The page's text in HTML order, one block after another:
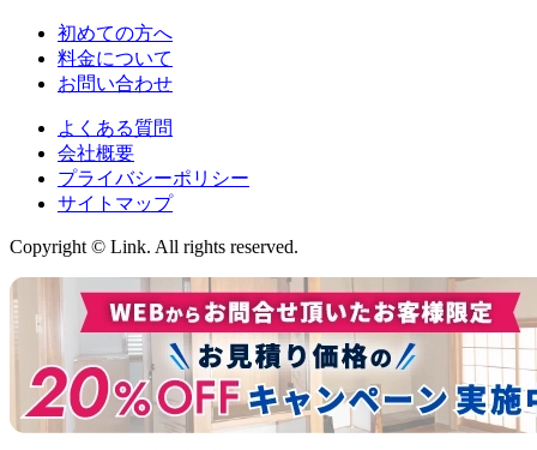
初めての方へ
料金について
お問い合わせ
よくある質問
会社概要
プライバシーポリシー
サイトマップ
Copyright © Link. All rights reserved.